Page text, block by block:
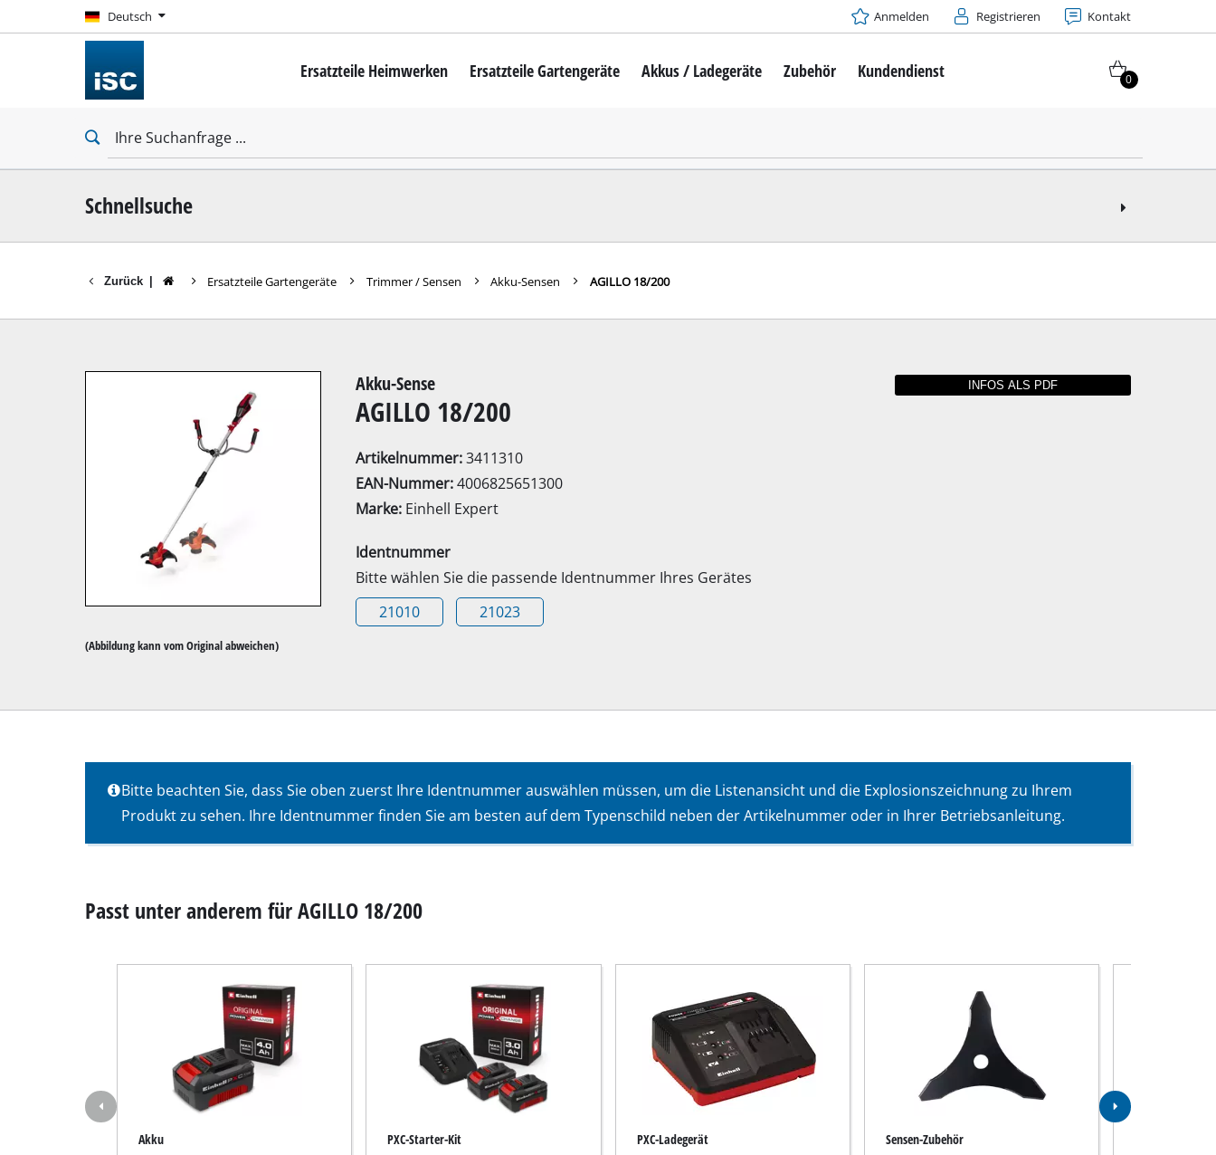
Deutsch
Deutsch Anmelden Registrieren Kontakt
Ersatzteile Heimwerken
Mini-Schrauber
Schlagschrauber
Bohrhämmer
Abbruchhämmer
Stationäre Bohrmaschinen
Handkreissägen
Stichsägen
Dekupiersägen
Aschesauger
Doppelschleifer
Exzenterschleifer
Multischleifer
Wand- / Bodenschleifer
Ersatzteile Gartengeräte
Akku-Rasenmäher
Elektro-Rasenmäher
Akku-Rasentrimmer
Elektro-Rasentrimmer
Elektro-Sensen
Benzin-Heckenscheren
Teleskop-Heckenscheren
Hauswasserautomaten
Sonstige Pumpen
Akku-Vertikutierer
Elektro-Vertikutierer
Benzin-Vertikutierer
Akkus / Ladegeräte Zubehör Kundendienst 0
Schnellsuche
Zurück Ersatzteile Gartengeräte Trimmer / Sensen Akku-Sensen AGILLO 18/200
(Abbildung kann vom Original abweichen)
Akku-Sense
AGILLO 18/200
Artikelnummer:3411310
EAN-Nummer:4006825651300
Marke: Einhell Expert
Identnummer
Bitte wählen Sie die passende Identnummer Ihres Gerätes
21010
21023
Bitte beachten Sie, dass Sie oben zuerst Ihre Identnummer auswählen müssen, um die Listenansicht und die Explosionszeichnung zu Ihrem
Produkt zu sehen. Ihre Identnummer finden Sie am besten auf dem Typenschild neben der Artikelnummer oder in Ihrer Betriebsanleitung.
Passt unter anderem für AGILLO 18/200
Akku
PXC-Starter-Kit
PXC-Ladegerät
Sensen-Zubehör